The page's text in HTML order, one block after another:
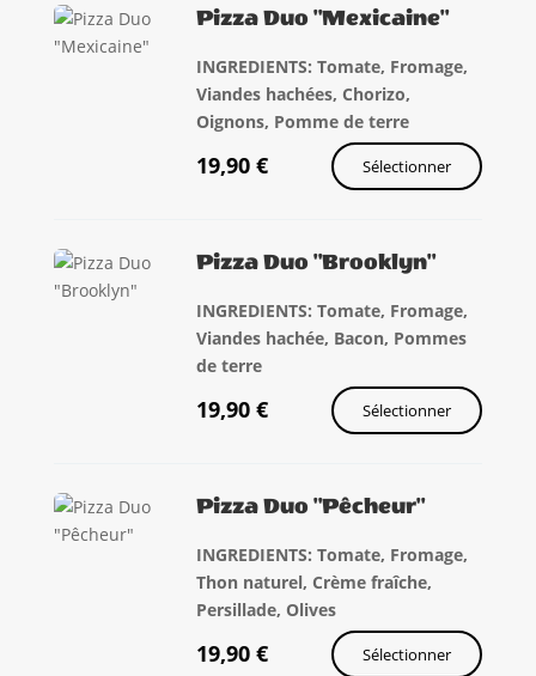
Pizza Duo "Mexicaine"
INGREDIENTS: Tomate, Fromage,
Viandes hachées, Chorizo,
Oignons, Pomme de terre
19,90 € Sélectionner
Pizza Duo "Brooklyn"
INGREDIENTS: Tomate, Fromage,
Viandes hachée, Bacon, Pommes
de terre
19,90 € Sélectionner
Pizza Duo "Pêcheur"
INGREDIENTS: Tomate, Fromage,
Thon naturel, Crème fraîche,
Persillade, Olives
19,90 € Sélectionner